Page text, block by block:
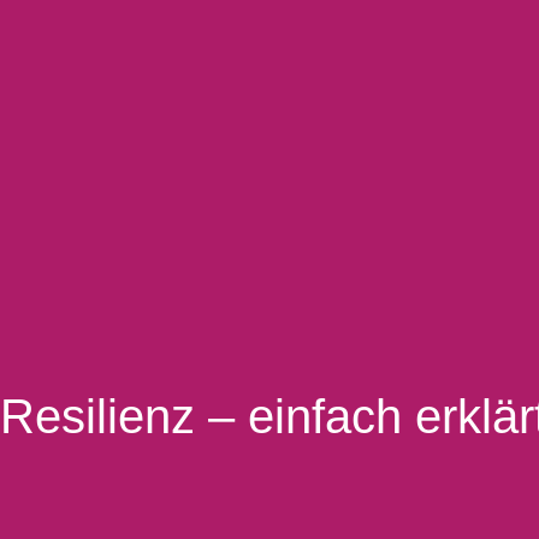
Resilienz – einfach